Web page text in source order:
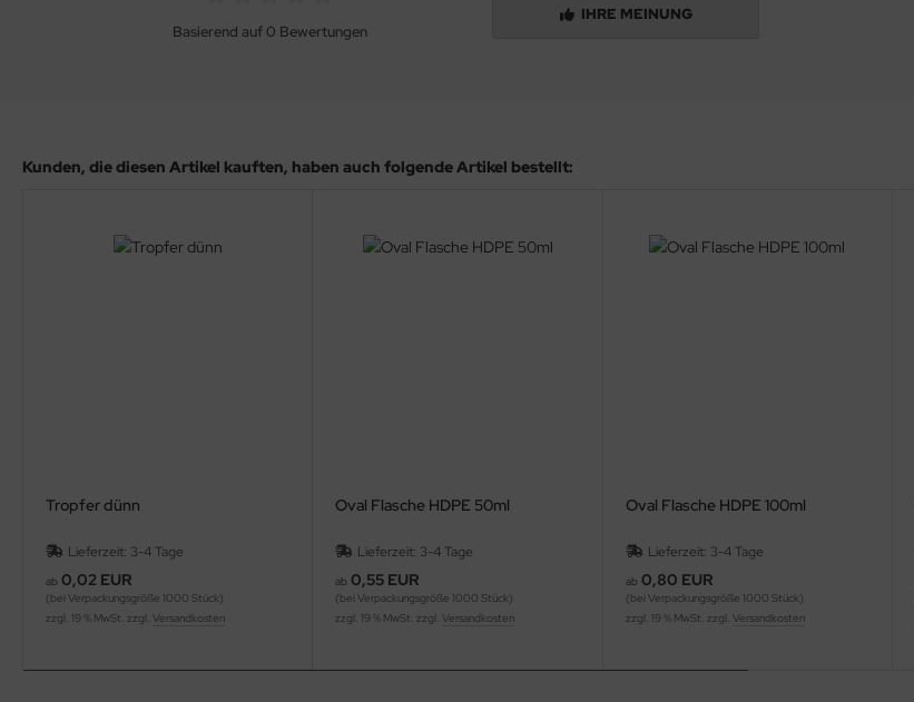
Basierend auf 0 Bewertungen
IHRE MEINUNG
Kunden, die diesen Artikel kauften, haben auch folgende Artikel bestellt:
Tropfer dünn
Lieferzeit: 3-4 Tage
ab 0,02 EUR
(bei Verpackungsgröße 1000 Stück)
zzgl. 19 % MwSt. zzgl. Versandkosten
Oval Flasche HDPE 50ml
Lieferzeit: 3-4 Tage
ab 0,55 EUR
(bei Verpackungsgröße 1000 Stück)
zzgl. 19 % MwSt. zzgl.Versandkosten
Oval Flasche HDPE 100ml
Lieferzeit: 3-4 Tage
ab 0,80 EUR
(bei Verpackungsgröße 1000 Stück)
zzgl. 19 % MwSt. zzgl. Versandkosten